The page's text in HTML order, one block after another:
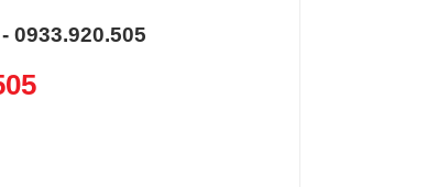
0933.920.505